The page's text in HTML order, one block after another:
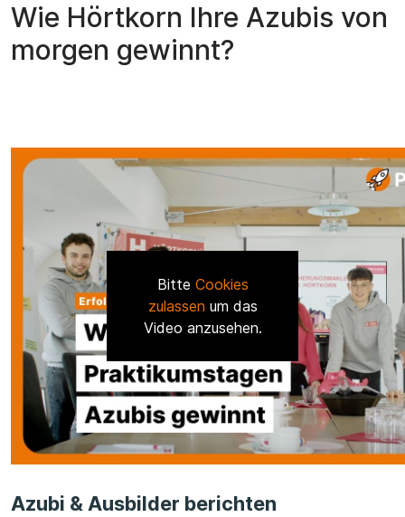
Wie Hörtkorn Ihre Azubis von
morgen gewinnt?
Bitte Cookies
zulassen um das
Video anzusehen.
Azubi & Ausbilder berichten